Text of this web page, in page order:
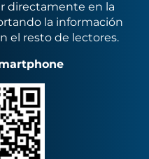
directamente en la
la información
el resto de lectores.